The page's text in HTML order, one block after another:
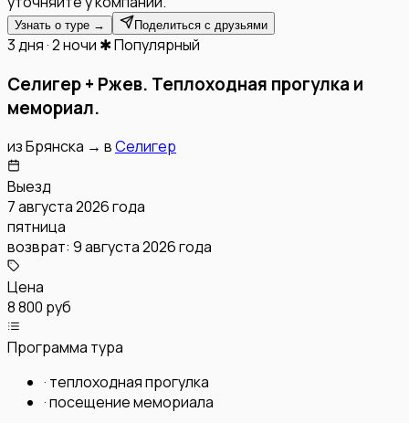
Узнать о туре → Поделиться с друзьями
3 дня · 2 ночи ✱ Популярный
Селигер + Ржев. Теплоходная прогулка и
мемориал.
изБрянска → вСелигер
Выезд
7 августа 2026 года
пятница
возврат: 9 августа 2026 года
Цена
8 800 руб
Программа тура
· теплоходная прогулка
·посещение мемориала